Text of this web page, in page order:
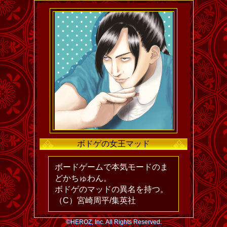
ボドゲの女王マッド
ボードゲームで本気モードのま
どかちゅわん。
ボドゲのマッドの異名を持つ。
（C）宮崎周平/集英社
©HEROZ, Inc. All Rights Reserved.